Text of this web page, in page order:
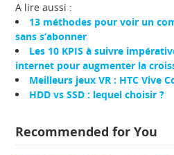
A lire aussi :
13 méthodes pour voir un
sans s’abonner
Les 10 KPIS à suivre
internet pour augmenter la
Meilleurs jeux VR : HTC Vive
HDD vs SSD : lequel choisir ?
Recommended for You